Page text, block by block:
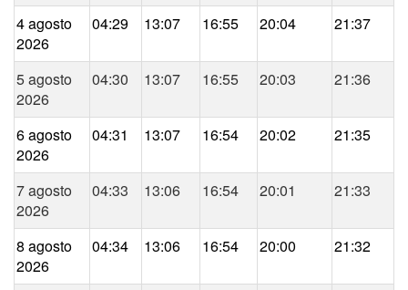
4 agosto
2026
04:29 13:07 16:55 20:04 21:37
5 agosto
2026
04:30 13:07 16:55 20:03 21:36
6 agosto
2026
04:31 13:07 16:54 20:02 21:35
7 agosto
2026
04:33 13:06 16:54 20:01 21:33
8 agosto
2026
04:34 13:06 16:54 20:00 21:32